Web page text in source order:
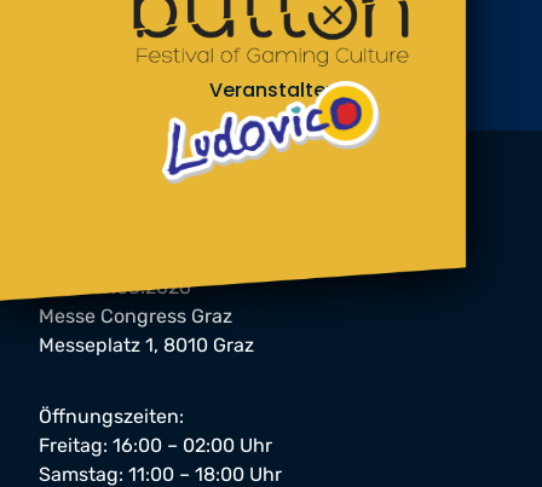
Veranstalter
06. & 07.03.2026
Messe Congress Graz
Messeplatz 1, 8010 Graz
Öffnungszeiten:
Freitag: 16:00 – 02:00 Uhr
Samstag: 11:00 – 18:00 Uhr